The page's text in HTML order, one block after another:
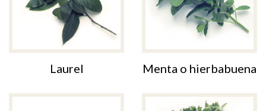
Laurel Menta o hierbabuena